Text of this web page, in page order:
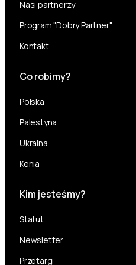
Nasi partnerzy
Program "Dobry Partner"
Kontakt
Co robimy?
Polska
Palestyna
Ukraina
Kenia
Kim jesteśmy?
Statut
Newsletter
Przetargi